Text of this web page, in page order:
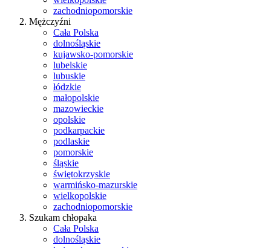
zachodniopomorskie
Mężczyźni
Cała Polska
dolnośląskie
kujawsko-pomorskie
lubelskie
lubuskie
łódzkie
małopolskie
mazowieckie
opolskie
podkarpackie
podlaskie
pomorskie
śląskie
świętokrzyskie
warmińsko-mazurskie
wielkopolskie
zachodniopomorskie
Szukam chłopaka
Cała Polska
dolnośląskie